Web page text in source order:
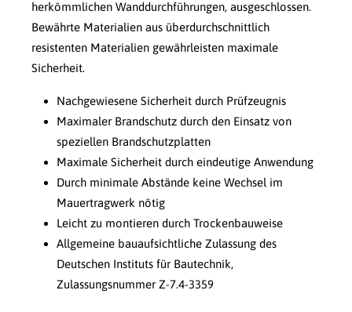
herkömmlichen Wanddurchführungen, ausgeschlossen.
Bewährte Materialien aus überdurchschnittlich
resistenten Materialien gewährleisten maximale
Sicherheit.
Nachgewiesene Sicherheit durch Prüfzeugnis
Maximaler Brandschutz durch den Einsatz von
speziellen Brandschutzplatten
Maximale Sicherheit durch eindeutige Anwendung
Durch minimale Abstände keine Wechsel im
Mauertragwerk nötig
Leicht zu montieren durch Trockenbauweise
Allgemeine bauaufsichtliche Zulassung des
Deutschen Instituts für Bautechnik,
Zulassungsnummer Z-7.4-3359